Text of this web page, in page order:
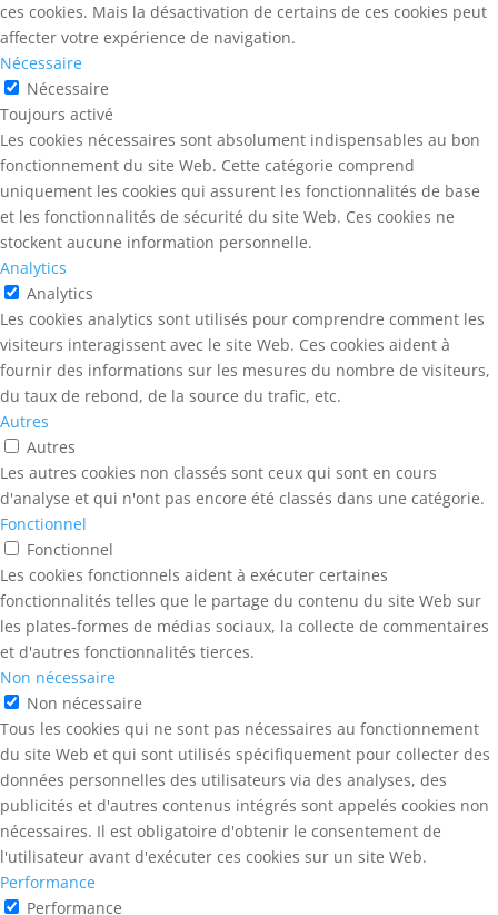
ces cookies. Mais la désactivation de certains de ces cookies peut
affecter votre expérience de navigation.
Nécessaire
Nécessaire
Toujours activé
Les cookies nécessaires sont absolument indispensables au bon
fonctionnement du site Web. Cette catégorie comprend
uniquement les cookies qui assurent les fonctionnalités de base
et les fonctionnalités de sécurité du site Web. Ces cookies ne
stockent aucune information personnelle.
Analytics
Analytics
Les cookies analytics sont utilisés pour comprendre comment les
visiteurs interagissent avec le site Web. Ces cookies aident à
fournir des informations sur les mesures du nombre de visiteurs,
du taux de rebond, de la source du trafic, etc.
Autres
Autres
Les autres cookies non classés sont ceux qui sont en cours
d'analyse et qui n'ont pas encore été classés dans une catégorie.
Fonctionnel
Fonctionnel
Les cookies fonctionnels aident à exécuter certaines
fonctionnalités telles que le partage du contenu du site Web sur
les plates-formes de médias sociaux, la collecte de commentaires
et d'autres fonctionnalités tierces.
Non nécessaire
Non nécessaire
Tous les cookies qui ne sont pas nécessaires au fonctionnement
du site Web et qui sont utilisés spécifiquement pour collecter des
données personnelles des utilisateurs via des analyses, des
publicités et d'autres contenus intégrés sont appelés cookies non
nécessaires. Il est obligatoire d'obtenir le consentement de
l'utilisateur avant d'exécuter ces cookies sur un site Web.
Performance
Performance